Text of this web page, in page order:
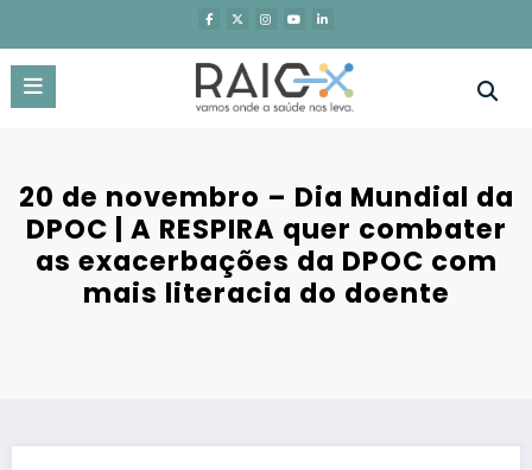
o
conteúdo
20 de novembro – Dia Mundial da
DPOC | A RESPIRA quer combater
as exacerbações da DPOC com
mais literacia do doente